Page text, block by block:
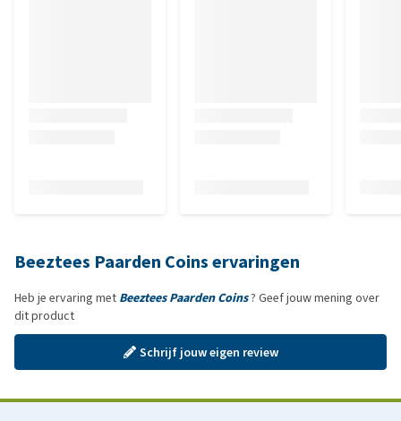
Beeztees Paarden Coins ervaringen
Heb je ervaring met Beeztees Paarden Coins? Geef jouw mening over
dit product
Schrijf jouw eigen review